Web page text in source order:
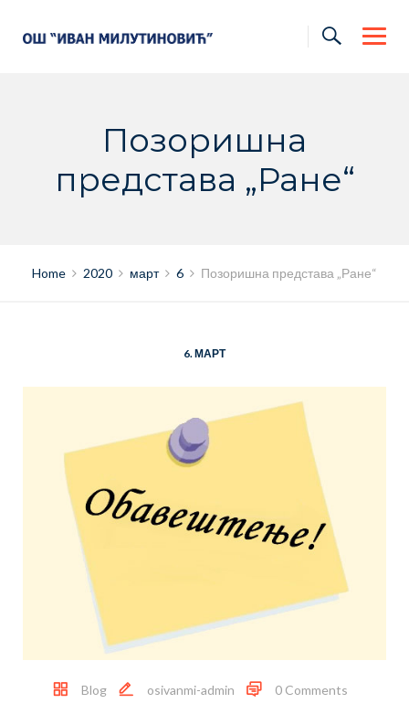
Позоришна
представа „Ране“
Home 2020 март 6 Позоришна представа „Ране“
6. МАРТ
Blog osivanmi-admin 0 Comments